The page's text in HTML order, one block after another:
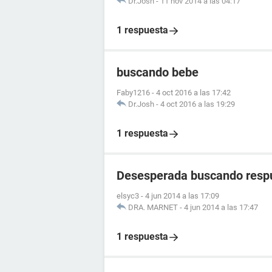
1 respuesta
buscando bebe
Faby1216 - 4 oct 2016 a las 17:42
Dr.Josh - 4 oct 2016 a las 19:29
1 respuesta
Desesperada buscando
elsyc3 - 4 jun 2014 a las 17:09
DRA. MARNET - 4 jun 2014 a las 17:47
1 respuesta